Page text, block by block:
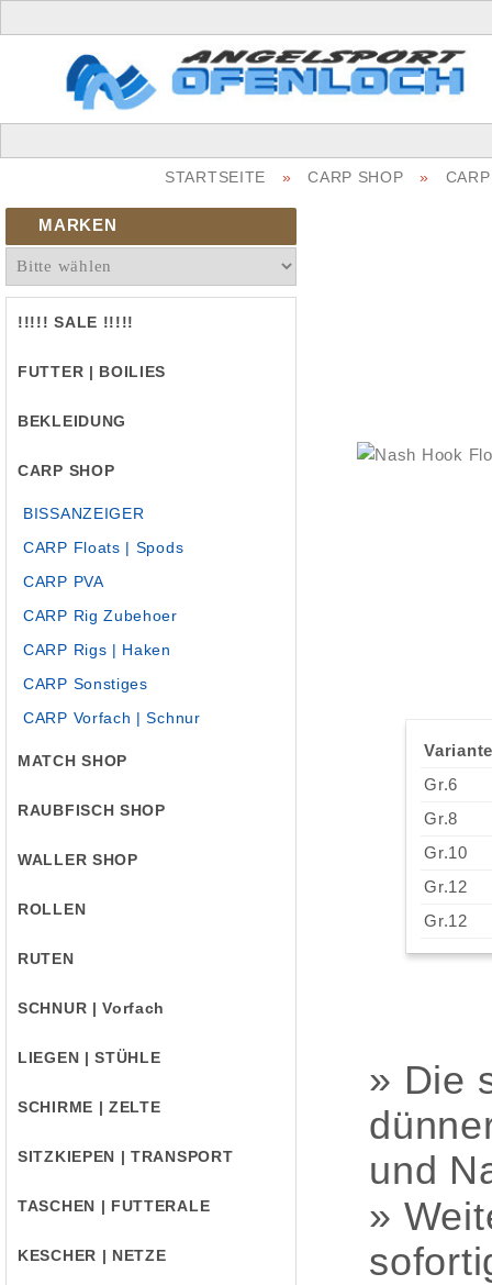
STARTSEITE » CARP SHOP »
MARKEN
!!!!! SALE !!!!!
FUTTER | BOILIES
BEKLEIDUNG
CARP SHOP
BISSANZEIGER
CARP Floats | Spods
CARP PVA
CARP Rig Zubehoer
CARP Rigs | Haken
CARP Sonstiges
CARP Vorfach | Schnur
MATCH SHOP
RAUBFISCH SHOP
WALLER SHOP
ROLLEN
RUTEN
SCHNUR | Vorfach
LIEGEN | STÜHLE
SCHIRME | ZELTE
SITZKIEPEN | TRANSPORT
TASCHEN | FUTTERALE
KESCHER | NETZE
Gr.6
Gr.8
Gr.10
Gr.12
Gr.12
» Die
und
»